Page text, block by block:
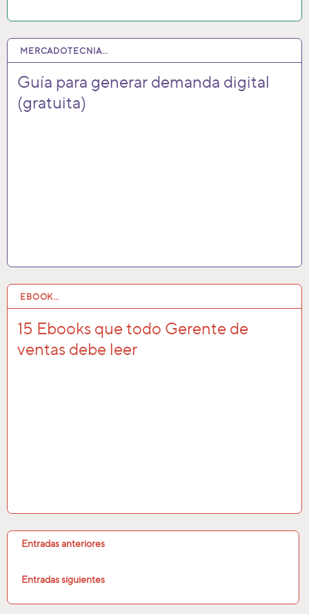
MERCADOTECNIA…
Guía para generar demanda digital
(gratuita)
12 OCT 2020
EBOOK…
15 Ebooks que todo Gerente de
ventas debe leer
27 AGO 2020
Entradas anteriores
Entradas siguientes